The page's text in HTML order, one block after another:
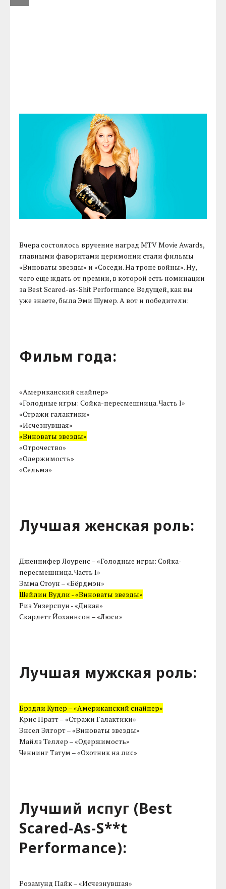
Вчера состоялось вручение наград MTV Movie Awards,
главными фаворитами церимонии стали фильмы
«Виноваты звезды» и «Соседи. На тропе войны». Ну,
чего еще ждать от премии, в которой есть номинации
за Best Scared-as-Shit Performance. Ведущей, как вы
уже знаете, была Эми Шумер. А вот и победители:
Фильм года:
«Американский снайпер»
«Голодные игры: Сойка-пересмешница. Часть I»
«Стражи галактики»
«Исчезнувшая»
«Виноваты звезды»
«Отрочество»
«Одержимость»
«Сельма»
Лучшая женская роль:
Дженнифер Лоуренс – «Голодные игры: Сойка-
пересмешница. Часть I»
Эмма Стоун – «Бёрдмэн»
Шейлин Вудли - «Виноваты звезды»
Риз Уизерспун - «Дикая»
Скарлетт Йоханнсон – «Люси»
Лучшая мужская роль:
Брэдли Купер – «Американский снайпер»
Крис Пратт – «Стражи Галактики»
Энсел Элгорт – «Виноваты звезды»
Майлз Теллер – «Одержимость»
Ченнинг Татум – «Охотник на лис»
Лучший испуг (Best
Scared-As-S**t
Performance):
Розамунд Пайк – «Исчезнувшая»